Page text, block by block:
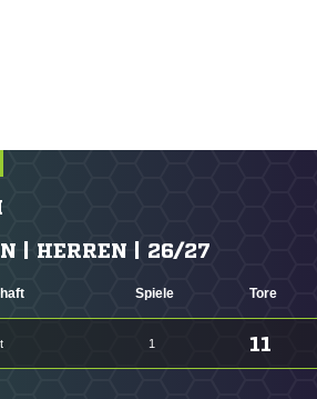
| HERREN | 26/27
Spiele Tore
1 11